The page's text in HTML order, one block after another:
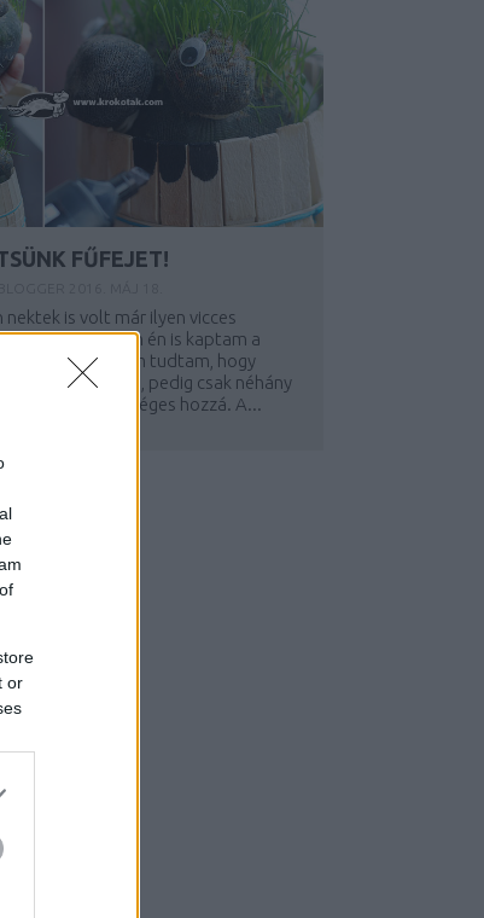
or
FŰFEJET!
nektek is volt már ilyen vicces
egyszer, jó régen én is kaptam a
Akkor még nem tudtam, hogy
el lehet készíteni, pedig csak néhány
alapanyag szükséges hozzá. A...